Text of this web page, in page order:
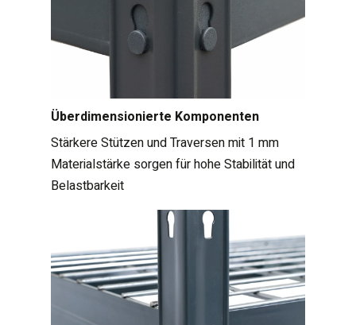
Überdimensionierte Komponenten
Stärkere Stützen und Traversen mit 1 mm
Materialstärke sorgen für hohe Stabilität und
Belastbarkeit